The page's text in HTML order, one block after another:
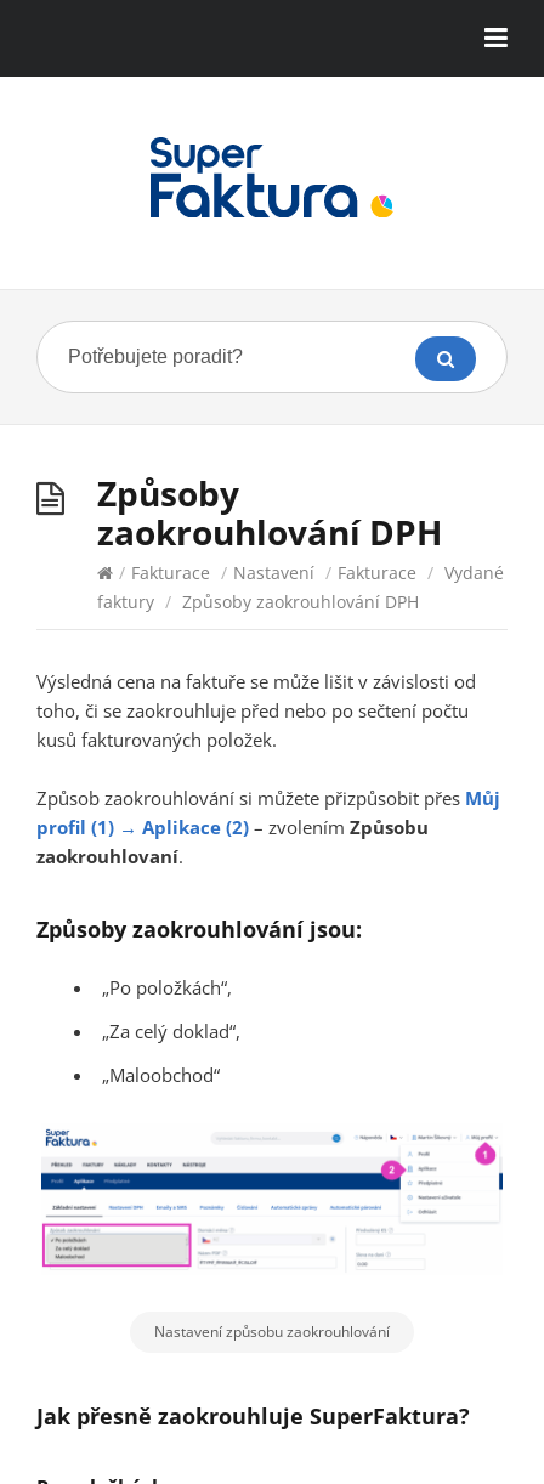
Způsoby
zaokrouhlování DPH
/ Fakturace / Nastavení / Fakturace / Vydané
faktury / Způsoby zaokrouhlování DPH
Výsledná cena na faktuře se může lišit v závislosti od
toho, či se zaokrouhluje před nebo po sečtení počtu
kusů fakturovaných položek.
Způsob zaokrouhlování si můžete přizpůsobit přes Můj
profil (1) → Aplikace (2) – zvolením Způsobu
zaokrouhlovaní.
Způsoby zaokrouhlování jsou:
„Po položkách“,
„Za celý doklad“,
„Maloobchod“
Nastavení způsobu zaokrouhlování
Jak přesně zaokrouhluje SuperFaktura?